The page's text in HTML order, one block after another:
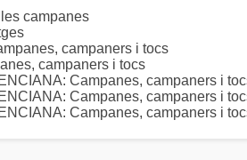
campanes
campaners i tocs
campaners i tocs
Campanes, campaners i
Campanes, campaners i
Campanes, campaners i